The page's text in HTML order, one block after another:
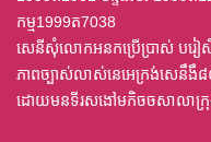
កម្ម1999ត7038
សេនីសុំលោកអនកប្រើប្រាស់ បរ
ភាពច្បាស់លាស់នេអេក្រង់សេនឹងឹ
ដោយមនទីរសងៅមកិចចសាលាក្រុ